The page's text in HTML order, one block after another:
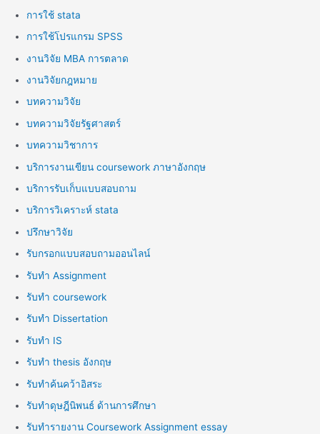
การใช้ stata
การใช้โปรแกรม SPSS
งานวิจัย MBA การตลาด
งานวิจัยกฎหมาย
บทความวิจัย
บทความวิจัยรัฐศาสตร์
บทความวิชาการ
บริการงานเขียน coursework ภาษาอังกฤษ
บริการรับเก็บแบบสอบถาม
บริการวิเคราะห์ stata
ปรึกษาวิจัย
รับกรอกแบบสอบถามออนไลน์
รับทำ Assignment
รับทำ coursework
รับทำ Dissertation
รับทำ IS
รับทำ thesis อังกฤษ
รับทำค้นคว้าอิสระ
รับทำดุษฎีนิพนธ์ ด้านการศึกษา
รับทำรายงาน Coursework Assignment essay